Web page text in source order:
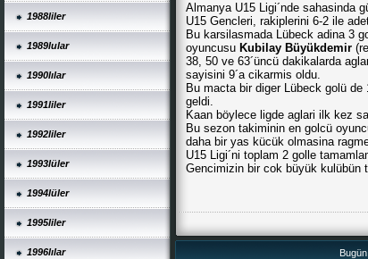
1988liler
1989lular
1990lılar
1991liler
1992liler
1993lüler
1994lüler
1995liler
1996lılar
Almanya U15 Ligi´nde sahasinda
U15 Gencleri, rakiplerini 6-2 ile
Bu karsilasmada Lübeck adina 3
oyuncusu Kubilay Büyükdemir
38, 50 ve 63´üncü dakikalarda
sayisini 9´a cikarmis oldu.
Bu macta bir diger Lübeck golü
geldi.
Kaan böylece ligde aglari ilk kez
Bu sezon takiminin en golcü
daha bir yas kücük olmasina
U15 Ligi´ni toplam 2 golle
Gencimizin bir cok büyük kulübün